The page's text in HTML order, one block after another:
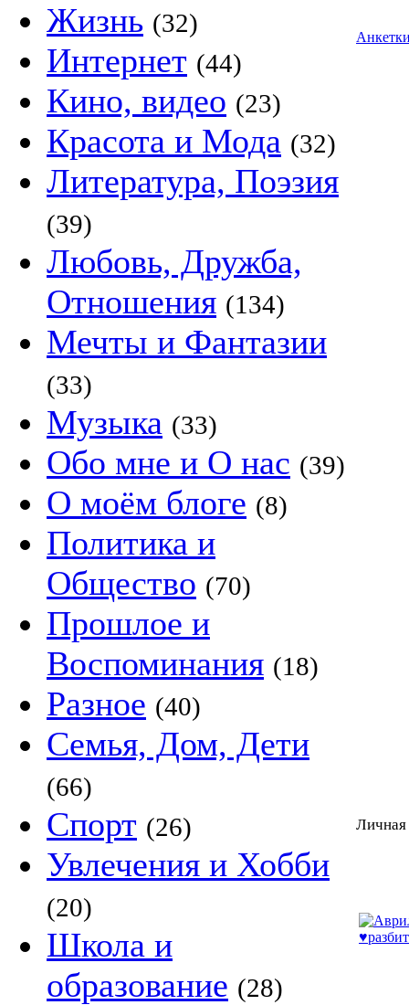
Жизнь (32)
Интернет (44)
Кино, видео (23)
Красота и Мода (32)
Литература, Поэзия
(39)
Любовь, Дружба,
Отношения (134)
Мечты и Фантазии
(33)
Музыка (33)
Обо мне и О нас (39)
О моём блоге (8)
Политика и
Общество (70)
Прошлое и
Воспоминания (18)
Разное (40)
Семья, Дом, Дети
(66)
Спорт (26)
Увлечения и Хобби
(20)
Школа и
образование (28)
Личная